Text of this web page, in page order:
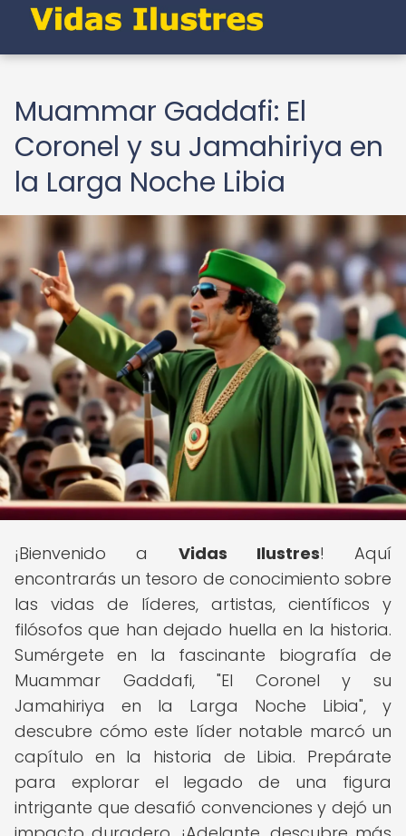
Muammar Gaddafi: El
Coronel y su Jamahiriya en
la Larga Noche Libia
¡Bienvenido a Vidas Ilustres! Aquí
encontrarás un tesoro de conocimiento sobre
las vidas de líderes, artistas, científicos y
filósofos que han dejado huella en la historia.
Sumérgete en la fascinante biografía de
Muammar Gaddafi, "El Coronel y su
Jamahiriya en la Larga Noche Libia", y
descubre cómo este líder notable marcó un
capítulo en la historia de Libia. Prepárate
para explorar el legado de una figura
intrigante que desafió convenciones y dejó un